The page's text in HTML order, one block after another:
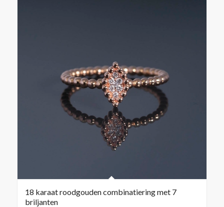
18 karaat roodgouden combinatiering met 7
briljanten